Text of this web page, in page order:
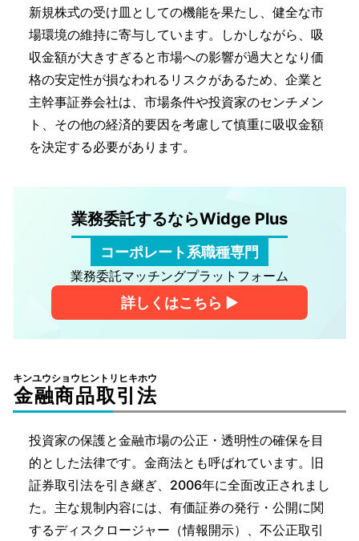
新規株式の受け皿としての機能を果たし、健全な市
場環境の維持に寄与しています。しかしながら、吸
収金額が大きすぎると市場への影響が過大となり価
格の安定性が損なわれるリスクがあるため、企業と
主幹事証券会社は、市場条件や投資家のセンチメン
ト、その他の経済的要因を考慮して慎重に吸収金額
を決定する必要があります。
業務委託するならWidge Plus
コーポレート系職種専門
業務委託マッチングプラットフォーム
詳しくはこちら ▶︎
金融商品取引法
キンユウショウヒントリヒキホウ
投資家の保護と金融市場の公正・透明性の確保を目
的とした法律です。金商法とも呼ばれています。旧
証券取引法を引き継ぎ、2006年に全面改正されまし
た。主な規制内容には、有価証券の発行・公開に関
するディスクロージャー（情報開示）、不公正取引